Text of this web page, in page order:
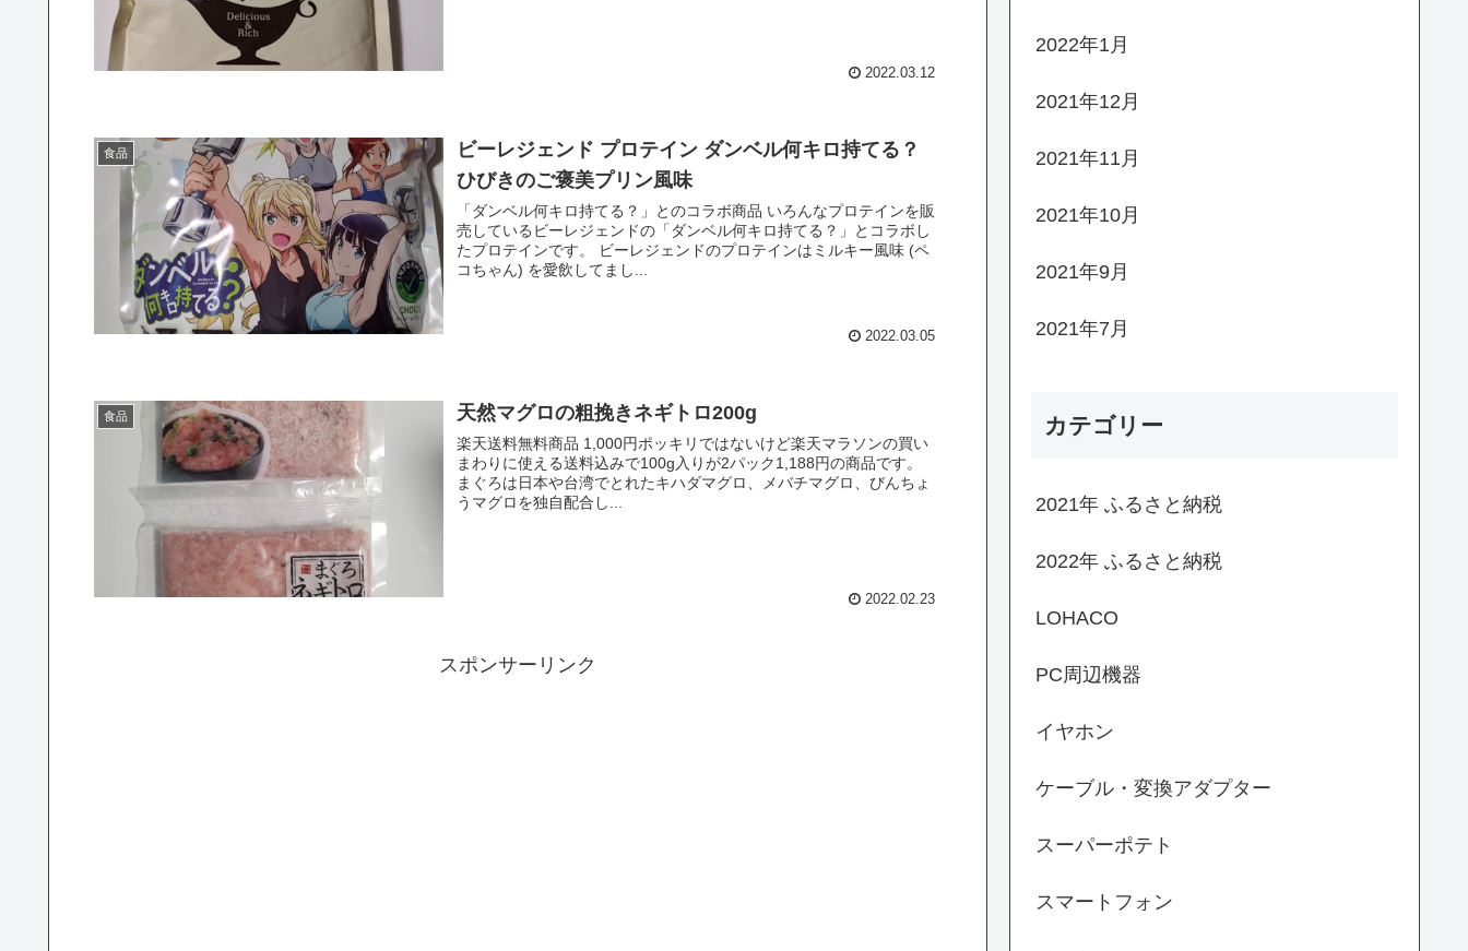
2022.03.12
食品
ビーレジェンド プロテイン ダンベル何キロ持てる？
ひびきのご褒美プリン風味
「ダンベル何キロ持てる？」とのコラボ商品 いろんなプロテインを販
売しているビーレジェンドの「ダンベル何キロ持てる？」とコラボし
たプロテインです。 ビーレジェンドのプロテインはミルキー風味 (ペ
コちゃん) を愛飲してまし...
2022.03.05
食品 天然マグロの粗挽きネギトロ200g
楽天送料無料商品 1,000円ポッキリではないけど楽天マラソンの買い
まわりに使える送料込みで100g入りが2パック1,188円の商品です。
まぐろは日本や台湾でとれたキハダマグロ、メバチマグロ、びんちょ
うマグロを独自配合し...
2022.02.23
スポンサーリンク
2022年1月
2021年12月
2021年11月
2021年10月
2021年9月
2021年7月
カテゴリー
2021年 ふるさと納税
2022年 ふるさと納税
LOHACO
PC周辺機器
イヤホン
ケーブル・変換アダプター
スーパーポテト
スマートフォン